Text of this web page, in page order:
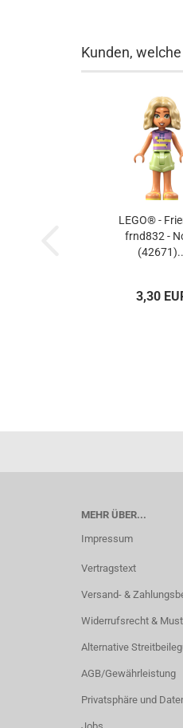
Kunden,
LEGO® -
frnd832 -
3,30
MEHR ÜBER...
Impressum
Vertragstext
Versand- &
Widerrufsrecht &
Alternative
AGB/Gewährleistung
Privatsphäre und